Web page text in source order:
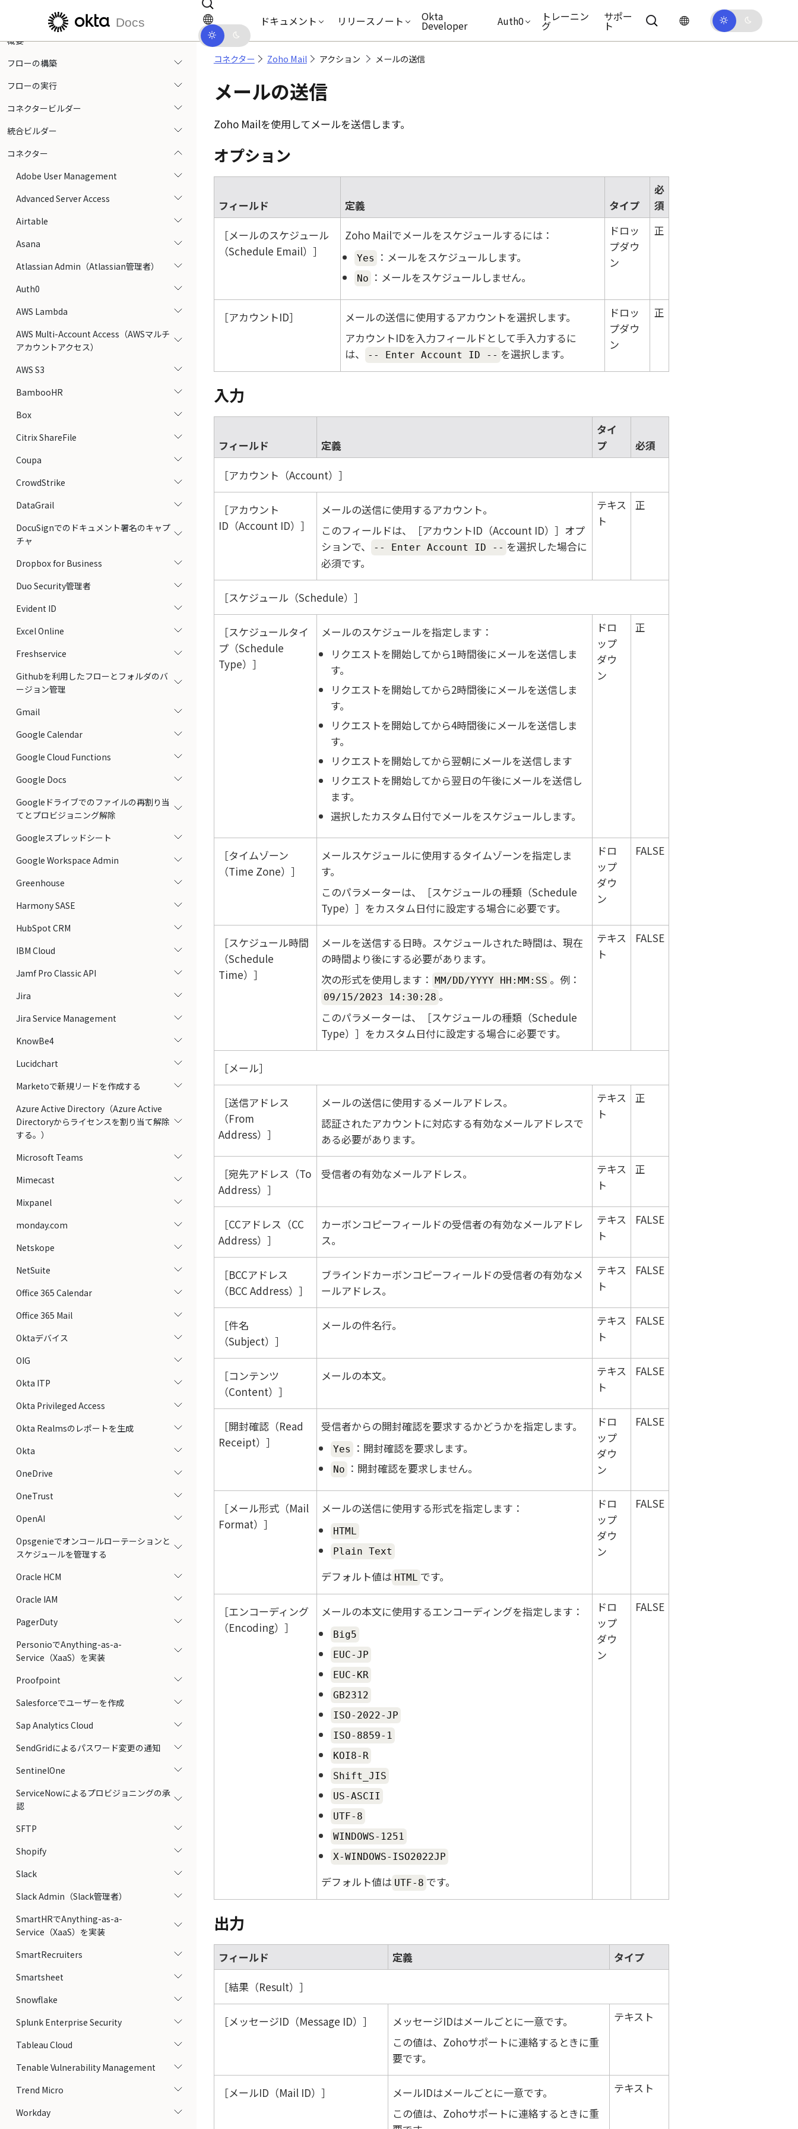
メインコンテンツにスキップ ドキュメントナビゲーションにスキップ
Docs ドキュメント リリースノート Okta
Developer Auth0 トレーニン
グ
サポー
ト
リリースノート
概要
フローの構築
フローの実行
コネクタービルダー
統合ビルダー
コネクター
Adobe User Management
Advanced Server Access
Airtable
Asana
Atlassian Admin（Atlassian管理者）
Auth0
AWS Lambda
AWS Multi-Account Access（AWSマルチ
アカウントアクセス）
AWS S3
BambooHR
Box
Citrix ShareFile
Coupa
CrowdStrike
DataGrail
DocuSignでのドキュメント署名のキャプ
チャ
Dropbox for Business
Duo Security管理者
Evident ID
Excel Online
Freshservice
Githubを利用したフローとフォルダのバ
ージョン管理
Gmail
Google Calendar
Google Cloud Functions
Google Docs
Googleドライブでのファイルの再割り当
てとプロビジョニング解除
Googleスプレッドシート
Google Workspace Admin
Greenhouse
Harmony SASE
HubSpot CRM
IBM Cloud
Jamf Pro Classic API
Jira
Jira Service Management
KnowBe4
Lucidchart
Marketoで新規リードを作成する
Azure Active Directory（Azure Active
Directoryからライセンスを割り当て解除
する。）
Microsoft Teams
Mimecast
Mixpanel
monday.com
Netskope
NetSuite
Office 365 Calendar
Office 365 Mail
Oktaデバイス
OIG
Okta ITP
Okta Privileged Access
Okta Realmsのレポートを生成
Okta
OneDrive
OneTrust
OpenAI
Opsgenieでオンコールローテーションと
スケジュールを管理する
Oracle HCM
Oracle IAM
PagerDuty
PersonioでAnything-as-a-
Service（XaaS）を実装
Proofpoint
Salesforceでユーザーを作成
Sap Analytics Cloud
SendGridによるパスワード変更の通知
SentinelOne
ServiceNowによるプロビジョニングの承
認
SFTP
Shopify
Slack
Slack Admin（Slack管理者）
SmartHRでAnything-as-a-
Service（XaaS）を実装
SmartRecruiters
Smartsheet
Snowflake
Splunk Enterprise Security
Tableau Cloud
Tenable Vulnerability Management
Trend Micro
Workday
コネクター Zoho Mail アクション メールの送信
メールの送信
Zoho Mailを使用してメールを送信します。
オプション
フィールド 定義 タイプ
必
須
メールのスケジュール
（Schedule Email）
Zoho Mailでメールをスケジュールするには：
Yes ：メールをスケジュールします。
No ：メールをスケジュールしません。
ドロッ
プダウ
ン
正
アカウントID
メールの送信に使用するアカウントを選択します。
アカウントIDを入力フィールドとして手入力するに
は、
-- Enter Account ID -- を選択します。
ドロッ
プダウ
ン
正
入力
フィールド 定義
タイ
プ
必須
アカウント（Account）
アカウント
ID（Account ID）
メールの送信に使用するアカウント。
このフィールドは、
アカウントID（Account ID）
オプ
ションで、
-- Enter Account ID -- を選択した場合に
必須です。
テキス
ト
正
スケジュール（Schedule）
スケジュールタイ
プ（Schedule
Type）
メールのスケジュールを指定します：
リクエストを開始してから1時間後にメールを送信しま
す。
リクエストを開始してから2時間後にメールを送信しま
す。
リクエストを開始してから4時間後にメールを送信しま
す。
リクエストを開始してから翌朝にメールを送信します
リクエストを開始してから翌日の午後にメールを送信し
ます。
選択したカスタム日付でメールをスケジュールします。
ドロ
ップ
ダウ
ン
正
タイムゾーン
（Time Zone）
メールスケジュールに使用するタイムゾーンを指定しま
す。
このパラメーターは、
スケジュールの種類（Schedule
Type）
をカスタム日付に設定する場合に必要です。
ドロ
ップ
ダウ
ン
FALSE
スケジュール時間
（Schedule
Time）
メールを送信する日時。スケジュールされた時間は、現在
の時間より後にする必要があります。
次の形式を使用します： MM/DD/YYYY HH:MM:SS 。例：
09/15/2023 14:30:28 。
このパラメーターは、
スケジュールの種類（Schedule
Type）
をカスタム日付に設定する場合に必要です。
テキス
ト
FALSE
メール
送信アドレス
（From
Address）
メールの送信に使用するメールアドレス。
認証されたアカウントに対応する有効なメールアドレスで
ある必要があります。
テキス
ト
正
宛先アドレス（To
Address）
受信者の有効なメールアドレス。
テキス
ト
正
CCアドレス（CC
Address）
カーボンコピーフィールドの受信者の有効なメールアドレ
ス。
テキス
ト
FALSE
BCCアドレス
（BCC Address）
ブラインドカーボンコピーフィールドの受信者の有効なメ
ールアドレス。
テキス
ト
FALSE
件名
（Subject）
メールの件名行。
テキス
ト
FALSE
コンテンツ
（Content）
メールの本文。
テキス
ト
FALSE
開封確認（Read
Receipt）
受信者からの開封確認を要求するかどうかを指定します。
Yes ：開封確認を要求します。
No ：開封確認を要求しません。
ドロ
ップ
ダウ
ン
FALSE
メール形式（Mail
Format）
メールの送信に使用する形式を指定します：
HTML
Plain Text
デフォルト値は HTML です。
ドロ
ップ
ダウ
ン
FALSE
エンコーディング
（Encoding）
メールの本文に使用するエンコーディングを指定します：
Big5
EUC-JP
EUC-KR
GB2312
ISO-2022-JP
ISO-8859-1
KOI8-R
Shift_JIS
US-ASCII
UTF-8
WINDOWS-1251
X-WINDOWS-ISO2022JP
デフォルト値は UTF-8 です。
ドロ
ップ
ダウ
ン
FALSE
出力
フィールド 定義
タイプ
結果（Result）
メッセージID（Message ID）
メッセージIDはメールごとに一意です。
この値は、 Zohoサポートに連絡するときに重
要です。
テキスト
メールID（Mail ID）
メールIDはメールごとに一意です。
この値は、 Zohoサポートに連絡するときに重
テキスト